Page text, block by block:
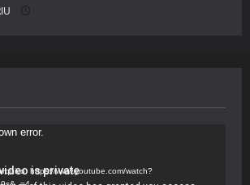
error.
https://www.youtube.com/watch?